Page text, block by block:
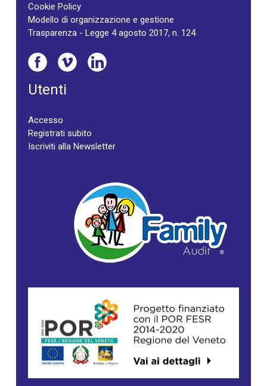
Cookie Policy
Modello di organizzazione e gestione
Trasparenza - Legge 4 agosto 2017, n. 124
Utenti
Accesso
Registrati subito
Iscriviti alla Newsletter